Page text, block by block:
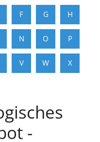
F G H
N O P
V W X
-